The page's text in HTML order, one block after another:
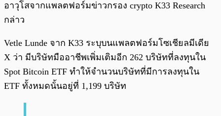
อาวุโสจากแพลตฟอร์มข่าวกรอง crypto K33 Research
กล่าว
Vetle Lunde จาก K33 ระบุบนแพลตฟอร์มโซเชียลมีเดีย
X ว่า มีบริษัทมืออาชีพเพิ่มเติมอีก 262 บริษัทที่ลงทุนใน
Spot Bitcoin ETF ทำให้จำนวนบริษัทที่มีการลงทุนใน
ETF ทั้งหมดนั้นอยู่ที่ 1,199 บริษัท